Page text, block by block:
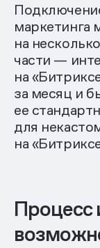
маркетинга
на
части —
на
за месяц и
ее
для
на
Процесс